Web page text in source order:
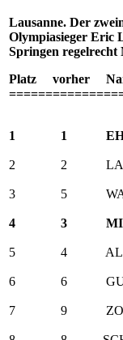
Lausanne. Der
Olympiasieger Eric
Springen regelrecht
Platz vorher
1 1 EHNING
2 2
3 5 WARD
4 3
5 4
6 6
7 9 ZOER